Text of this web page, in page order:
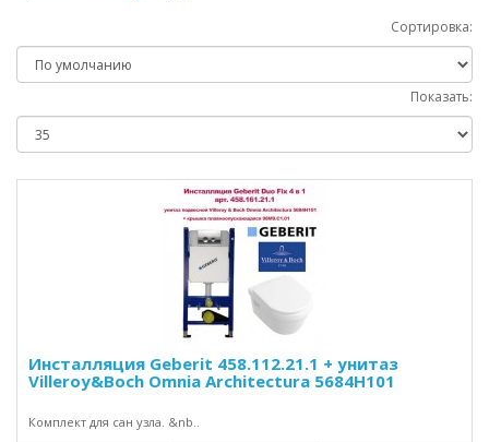
Сортировка:
Показать:
Инсталляция Geberit 458.112.21.1 + унитаз
Villeroy&Boch Omnia Architectura 5684H101
Комплект для сан узла. &nb..